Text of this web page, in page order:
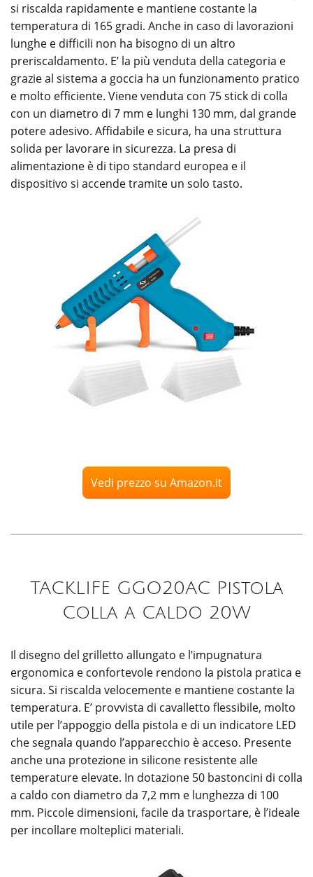
si riscalda rapidamente e mantiene costante la
temperatura di 165 gradi. Anche in caso di lavorazioni
lunghe e difficili non ha bisogno di un altro
preriscaldamento. E’ la più venduta della categoria e
grazie al sistema a goccia ha un funzionamento pratico
e molto efficiente. Viene venduta con 75 stick di colla
con un diametro di 7 mm e lunghi 130 mm, dal grande
potere adesivo. Affidabile e sicura, ha una struttura
solida per lavorare in sicurezza. La presa di
alimentazione è di tipo standard europea e il
dispositivo si accende tramite un solo tasto.
Vedi prezzo su Amazon.it
TACKLIFE GGO20AC Pistola
Colla a Caldo 20W
Il disegno del grilletto allungato e l’impugnatura
ergonomica e confortevole rendono la pistola pratica e
sicura. Si riscalda velocemente e mantiene costante la
temperatura. E’ provvista di cavalletto flessibile, molto
utile per l’appoggio della pistola e di un indicatore LED
che segnala quando l’apparecchio è acceso. Presente
anche una protezione in silicone resistente alle
temperature elevate. In dotazione 50 bastoncini di colla
a caldo con diametro da 7,2 mm e lunghezza di 100
mm. Piccole dimensioni, facile da trasportare, è l’ideale
per incollare molteplici materiali.